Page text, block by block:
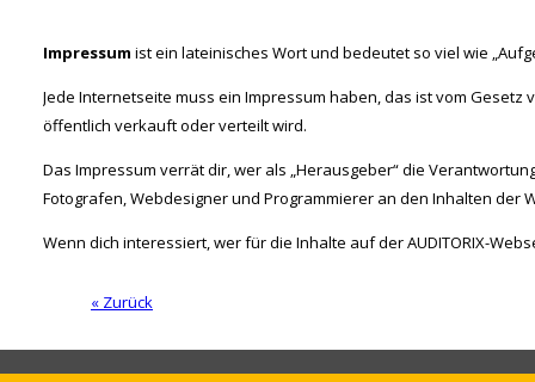
Impressum ist ein lateinisches Wort und bedeutet so viel wie
Jede Internetseite muss ein Impressum haben, das ist vom
öffentlich verkauft oder verteilt wird.
Das Impressum verrät dir, wer als „Herausgeber“ die
Fotografen, Webdesigner und Programmierer an den Inhalten der
Wenn dich interessiert, wer für die Inhalte auf der AUDITORIX-
« Zurück